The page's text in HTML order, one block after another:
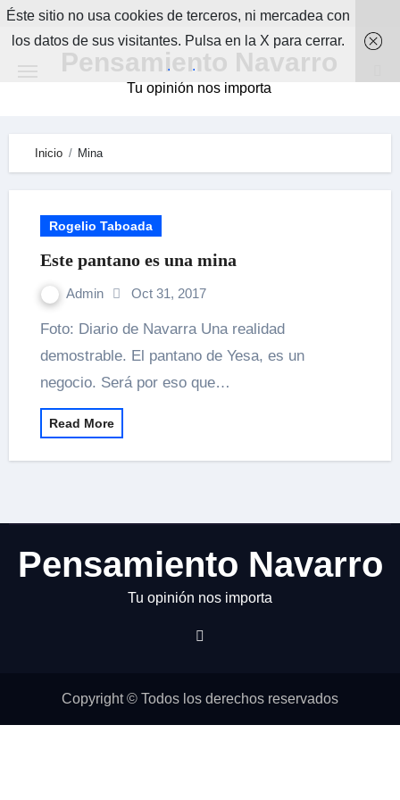
Skip
Pensamiento Navarro
Tu opinión nos importa
Inicio Mina
Rogelio Taboada
Este pantano es una mina
Admin Oct 31, 2017
Foto: Diario de Navarra Una realidad
demostrable. El pantano de Yesa, es un
negocio. Será por eso que…
Read More
Pensamiento Navarro
Tu opinión nos importa
Copyright © Todos los derechos reservados
Éste sitio no usa cookies de terceros, ni mercadea con
los datos de sus visitantes. Pulsa en la X para cerrar.
.
.